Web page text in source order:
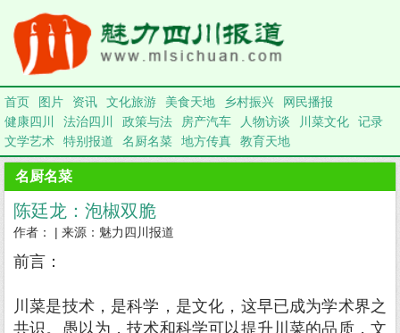
首页 图片 资讯 文化旅游 美食天地 乡村振兴
网民播报
健康四川
法治四川 政策与法 房产汽车 人物访谈 川菜文化
记录
文学艺术
特别报道 名厨名菜 地方传真 教育天地
名厨名菜
陈廷龙：泡椒双脆
作者： | 来源：魅力四川报道
前言：
川菜是技术，是科学，是文化，这早已成为学术界之
共识。愚以为，技术和科学可以提升川菜的品质，文